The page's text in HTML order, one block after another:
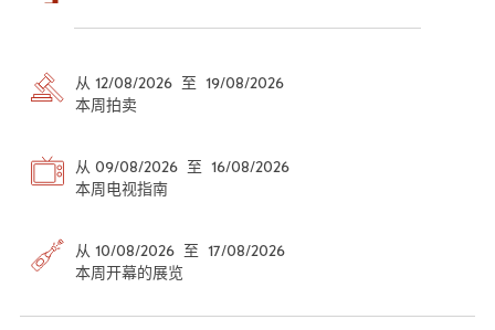
从 12/08/2026 至 19/08/2026
本周拍卖
从 09/08/2026 至 16/08/2026
本周电视指南
从 10/08/2026 至 17/08/2026
本周开幕的展览